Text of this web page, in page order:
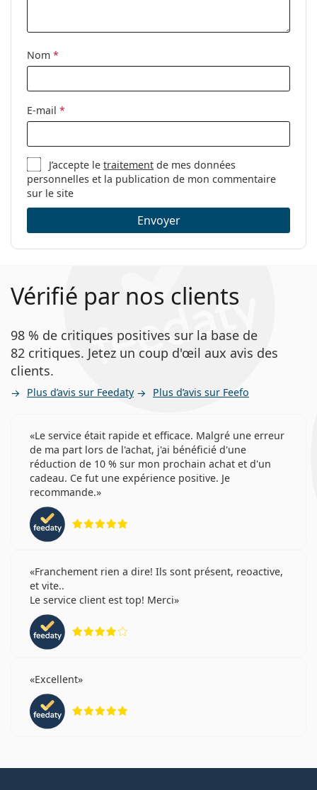
Autres
Sexe:
Marque:
Nom *
E-mail *
J’accepte letraitement de mes données
personnelles et la publication de mon commentaire
sur le site
Envoyer
Vérifié par nos clients
98 % de critiques positives sur la base de
82 critiques. Jetez un coup d'œil aux avis des
clients.
Plus d’avis sur Feedaty Plus d’avis sur Feefo
Le service était rapide et efficace. Malgré une erreur
de ma part lors de l'achat, j'ai bénéficié d'une
réduction de 10 % sur mon prochain achat et d'un
cadeau. Ce fut une expérience positive. Je
recommande.
Franchement rien a dire! Ils sont présent, reoactive,
et vite..
Le service client est top! Merci
Excellent